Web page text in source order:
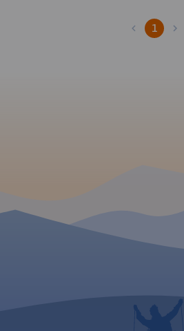
1